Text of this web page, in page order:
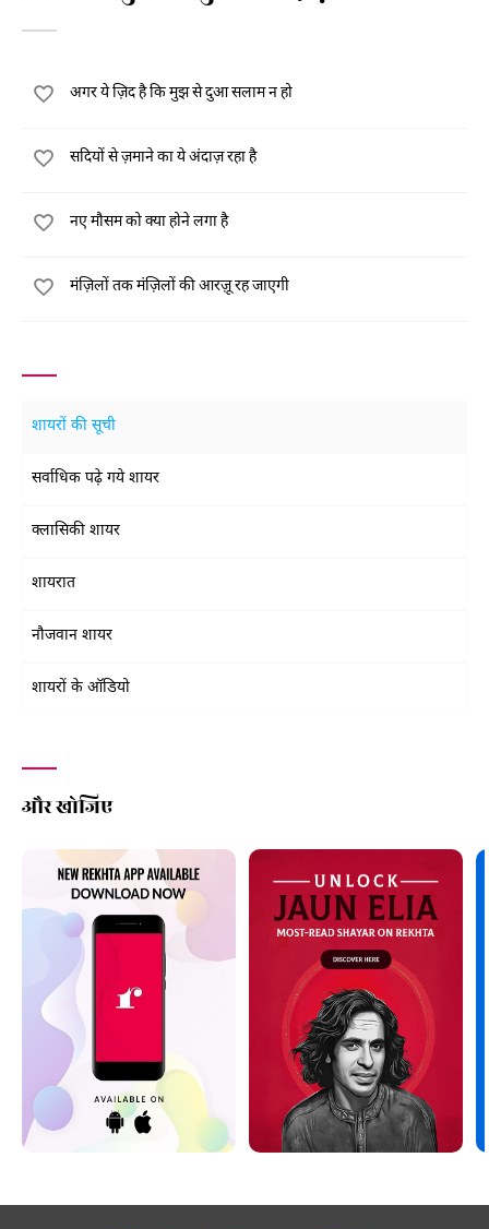
अगर ये ज़िद है कि मुझ से दुआ सलाम न हो
सदियों से ज़माने का ये अंदाज़ रहा है
नए मौसम को क्या होने लगा है
मंज़िलों तक मंज़िलों की आरज़ू रह जाएगी
शायरों की सूची
सर्वाधिक पढ़े गये शायर
क्लासिकी शायर
शायरात
नौजवान शायर
शायरों के ऑडियो
और खोजिए